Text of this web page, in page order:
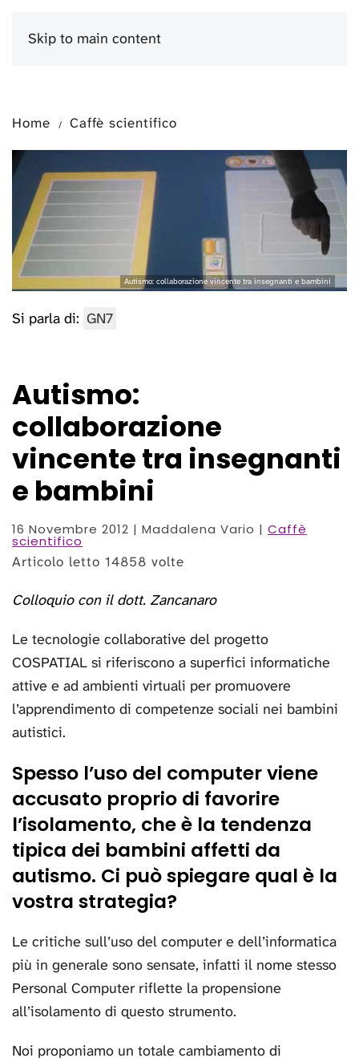
Skip to main content
Home Caffè scientifico
Autismo: collaborazione vincente tra insegnanti e bambini
Si parla di: GN7
Autismo:
collaborazione
vincente tra insegnanti
e bambini
16 Novembre 2012 | Maddalena Vario | Caffè
scientifico
Articolo letto 14858 volte
Colloquio con il dott. Zancanaro
Le tecnologie collaborative del progetto
COSPATIAL si riferiscono a superfici informatiche
attive e ad ambienti virtuali per promuovere
l’apprendimento di competenze sociali nei bambini
autistici.
Spesso l’uso del computer viene
accusato proprio di favorire
l’isolamento, che è la tendenza
tipica dei bambini affetti da
autismo. Ci può spiegare qual è la
vostra strategia?
Le critiche sull’uso del computer e dell’informatica
più in generale sono sensate, infatti il nome stesso
Personal Computer riflette la propensione
all’isolamento di questo strumento.
Noi proponiamo un totale cambiamento di